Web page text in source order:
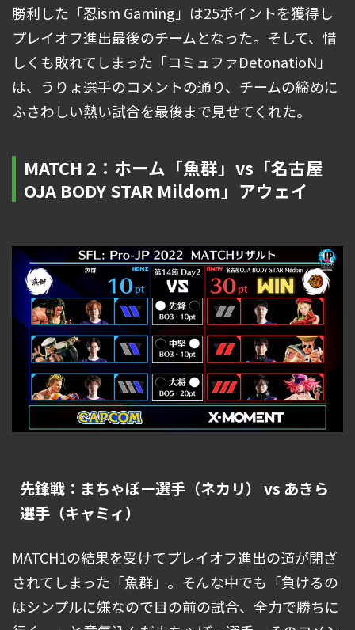
勝利した「忍ism Gaming」は25ポイントを獲得し
プレイオフ進出最後のチームとなった。そして、惜
しくも敗れてしまった「コミュファDetonatioN」
は、うりょ選手のコメントの通り、チームの締めに
ふさわしい熱い試合を最後まで見せてくれた。
MATCH 2：ホーム「魚群」vs「名古屋
OJA BODY STAR Mildom」アウェイ
先鋒戦：まちゃぼー選手（ネカリ） vs あきら
選手（キャミィ）
MATCH1の結果を受けてプレイオフ進出の道が閉ざ
されてしまった「魚群」。そんな中でも「負けるの
はシンプルに嫌なので目の前の試合、全力で勝ちに